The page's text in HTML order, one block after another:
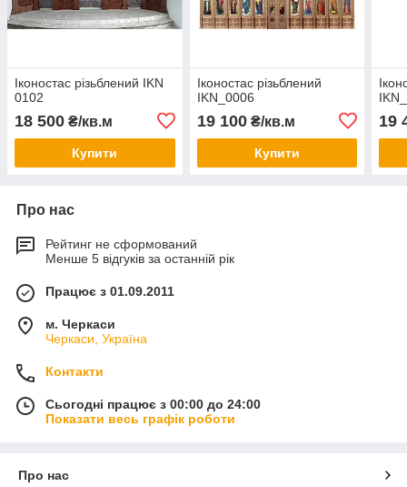
Іконостас різьблений IKN
0102
18 500 ₴/кв.м
Купити
Іконостас різьблений
IKN_0006
19 100₴/кв.м
Купити
19
Про нас
Рейтинг не сформований
Менше 5 відгуків за останній рік
Працює з 01.09.2011
м. Черкаси
Черкаси, Україна
Контакти
Сьогодні працює з 00:00 до 24:00
Показати весь графік роботи
Про нас